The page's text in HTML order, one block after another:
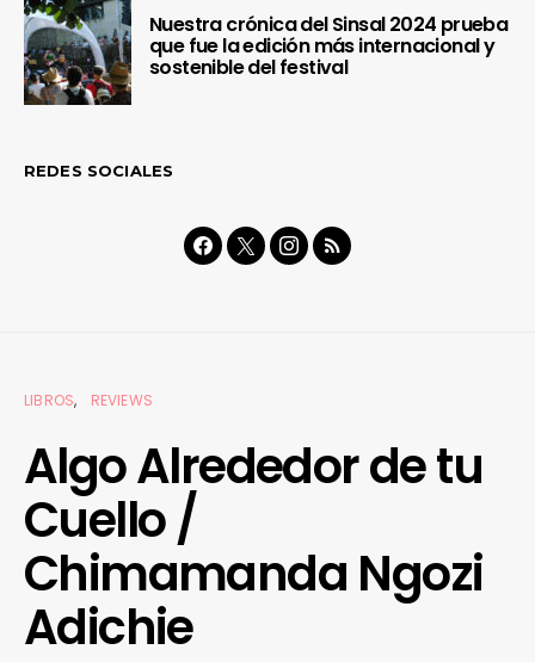
Nuestra crónica del Sinsal 2024 prueba
que fue la edición más internacional y
sostenible del festival
REDES SOCIALES
LIBROS REVIEWS
Algo Alrededor de tu
Cuello /
Chimamanda Ngozi
Adichie